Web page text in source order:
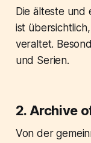
Die älteste
ist
veraltet.
und Serien.
2. Archive
Von der